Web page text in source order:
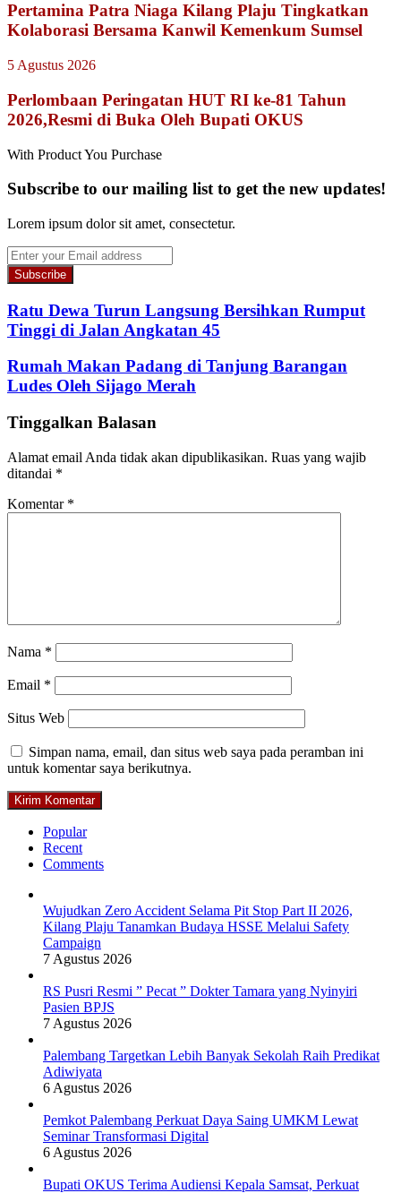
Pertamina Patra Niaga Kilang Plaju Tingkatkan
Kolaborasi Bersama Kanwil Kemenkum Sumsel
5 Agustus 2026
Perlombaan Peringatan HUT RI ke-81 Tahun
2026,Resmi di Buka Oleh Bupati OKUS
With Product You Purchase
Subscribe to our mailing list to get the new updates!
Lorem ipsum dolor sit amet, consectetur.
Enter
your
Email
address
Ratu Dewa Turun Langsung Bersihkan Rumput
Tinggi di Jalan Angkatan 45
Rumah Makan Padang di Tanjung Barangan
Ludes Oleh Sijago Merah
Tinggalkan Balasan
Alamat email Anda tidak akan dipublikasikan. Ruas yang wajib
ditandai *
Komentar *
Nama *
Email *
Situs Web
Simpan nama, email, dan situs web saya pada peramban ini
untuk komentar saya berikutnya.
Popular
Recent
Comments
Wujudkan Zero Accident Selama Pit Stop Part II 2026,
Kilang Plaju Tanamkan Budaya HSSE Melalui Safety
Campaign
7 Agustus 2026
RS Pusri Resmi ” Pecat ” Dokter Tamara yang Nyinyiri
Pasien BPJS
7 Agustus 2026
Palembang Targetkan Lebih Banyak Sekolah Raih Predikat
Adiwiyata
6 Agustus 2026
Pemkot Palembang Perkuat Daya Saing UMKM Lewat
Seminar Transformasi Digital
6 Agustus 2026
Bupati OKUS Terima Audiensi Kepala Samsat, Perkuat